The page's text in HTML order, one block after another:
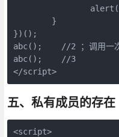
        }
})();
abc();    //2 ；调用一次
abc();    //3
</script>
五、私有成员的存在
<script>